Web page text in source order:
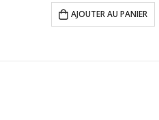
AJOUTER AU PANIER